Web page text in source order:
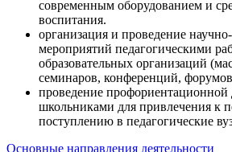
современным оборудованием и
воспитания.
организация и проведение
мероприятий педагогическими
образовательных организаций
семинаров, конференций,
проведение профориентационной
школьниками для привлечения к
поступлению в педагогические
Основные направления деятельности